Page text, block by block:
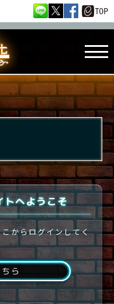
へようこそ
からログインしてく
ら